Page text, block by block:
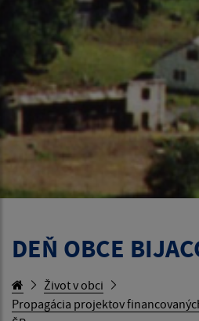
DEŇ OBCE
Život v obci
Propagácia projektov